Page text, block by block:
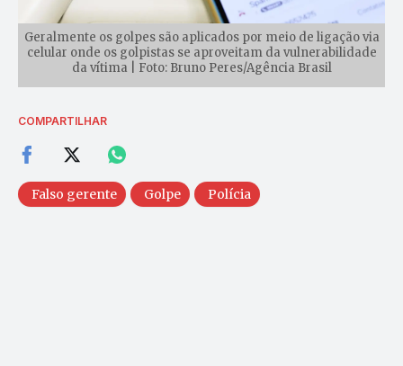
Geralmente os golpes são aplicados por meio de ligação via
celular onde os golpistas se aproveitam da vulnerabilidade
da vítima | Foto: Bruno Peres/Agência Brasil
COMPARTILHAR
Falso gerente Golpe Polícia